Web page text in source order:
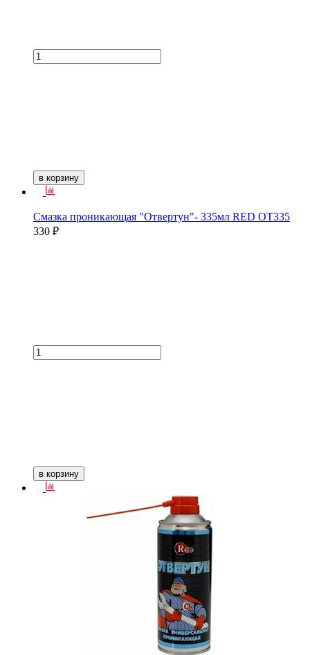
в корзину
Смазка проникающая "Отвертун"- 335мл RED ОТ335
330 ₽
в корзину